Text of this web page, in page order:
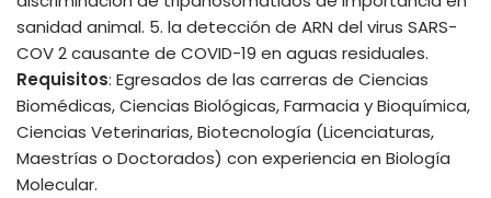
sanidad animal. 5. la detección de ARN del virus SARS-
COV 2 causante de COVID-19 en aguas residuales.
Requisitos: Egresados de las carreras de Ciencias
Biomédicas, Ciencias Biológicas, Farmacia y Bioquímica,
Ciencias Veterinarias, Biotecnología (Licenciaturas,
Maestrías o Doctorados) con experiencia en Biología
Molecular.